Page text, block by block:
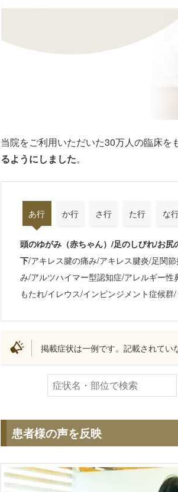
当院をご利用いただいた30万人の臨床を
るようにしました。
あ行 か行 さ行 た行 な
頭のゆがみ（赤ちゃん）/足のしびれ/お
下/アキレス腱の痛み/アキレス腱炎/足関
み/アルツハイマー型認知症/アレルギー
もたれ/イレウス/インピンジメント症候
掲載症状は一例です。記載されてい
患者様の声を反映